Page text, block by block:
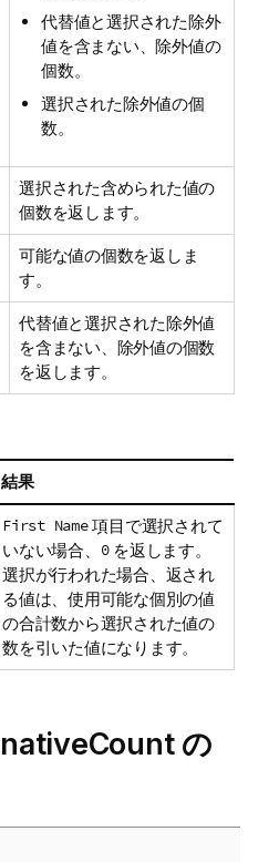
代替値と選択された除外
値を含まない、除外値の
個数。
選択された除外値の個
数。
選択された含められた値の
個数を返します。
可能な値の個数を返しま
す。
代替値と選択された除外値
を含まない、除外値の個数
を返します。
結果
First Name項目で選択されて
いない場合、
0を返します。
選択が行われた場合、返され
る値は、使用可能な個別の値
の合計数から選択された値の
数を引いた値になります。
の